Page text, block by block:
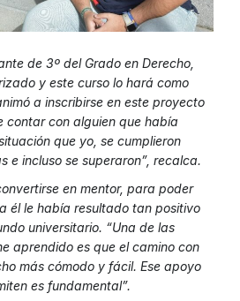
de 3º del Grado en Derecho,
y este curso lo hará como
a inscribirse en este proyecto
contar con alguien que había
que yo, se cumplieron
e incluso se superaron”, recalca.
en mentor, para poder
él le había resultado tan positivo
universitario. “Una de las
aprendido es que el camino con
más cómodo y fácil. Ese apoyo
es fundamental”.